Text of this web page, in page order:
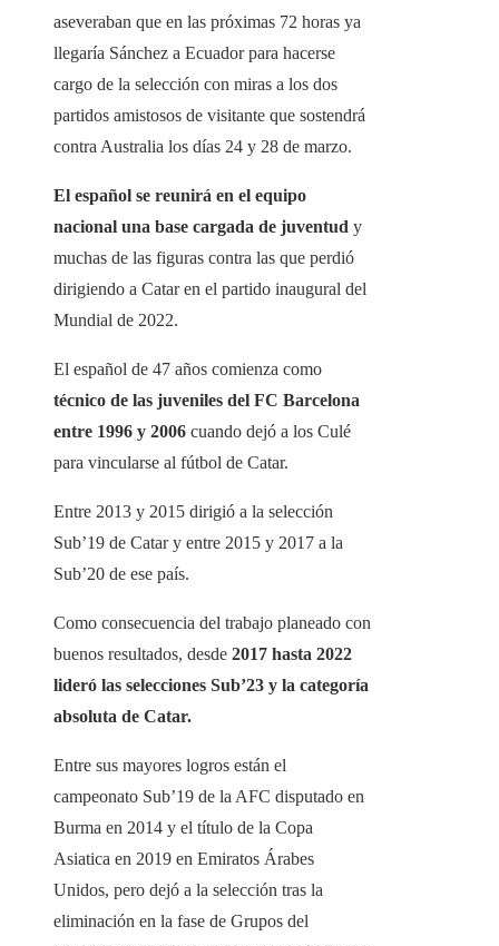
aseveraban que en las próximas 72 horas ya
llegaría Sánchez a Ecuador para hacerse
cargo de la selección con miras a los dos
partidos amistosos de visitante que sostendrá
contra Australia los días 24 y 28 de marzo.
El español se reunirá en el equipo
nacional una base cargada de juventud y
muchas de las figuras contra las que perdió
dirigiendo a Catar en el partido inaugural del
Mundial de 2022.
El español de 47 años comienza como
técnico de las juveniles del FC Barcelona
entre 1996 y 2006 cuando dejó a los Culé
para vincularse al fútbol de Catar.
Entre 2013 y 2015 dirigió a la selección
Sub’19 de Catar y entre 2015 y 2017 a la
Sub’20 de ese país.
Como consecuencia del trabajo planeado con
buenos resultados, desde 2017 hasta 2022
lideró las selecciones Sub’23 y la categoría
absoluta de Catar.
Entre sus mayores logros están el
campeonato Sub’19 de la AFC disputado en
Burma en 2014 y el título de la Copa
Asiatica en 2019 en Emiratos Árabes
Unidos, pero dejó a la selección tras la
eliminación en la fase de Grupos del